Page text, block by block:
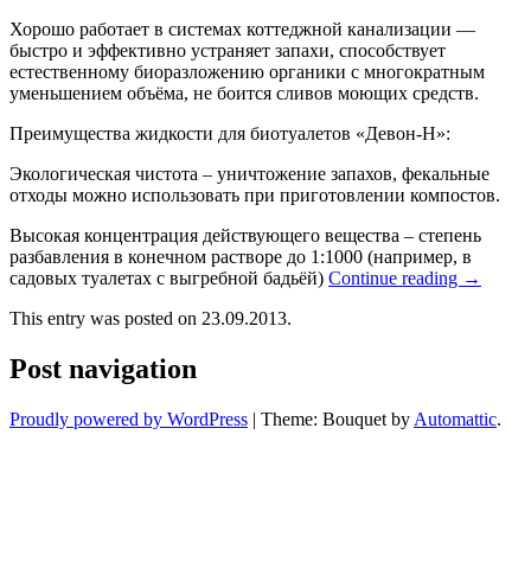
Хорошо работает в системах коттеджной канализации —
быстро и эффективно устраняет запахи, способствует
естественному биоразложению органики с многократным
уменьшением объёма, не боится сливов моющих средств.
Преимущества жидкости для биотуалетов «Девон-Н»:
Экологическая чистота – уничтожение запахов, фекальные
отходы можно использовать при приготовлении компостов.
Высокая концентрация действующего вещества – степень
разбавления в конечном растворе до 1:1000 (например, в
садовых туалетах с выгребной бадьёй) Continue reading →
This entry was posted on 23.09.2013.
Post navigation
Proudly powered by WordPress | Theme: Bouquet by Automattic.